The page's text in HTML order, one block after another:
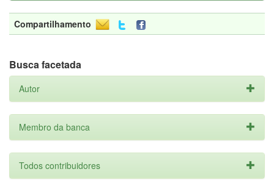
Compartilhamento
Busca facetada
Autor
Membro da banca
Todos contribuidores